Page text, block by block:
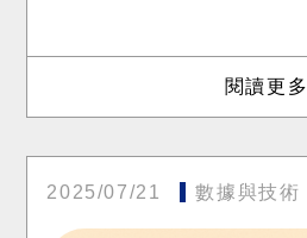
閱讀更多
2025/07/21 數據與技術